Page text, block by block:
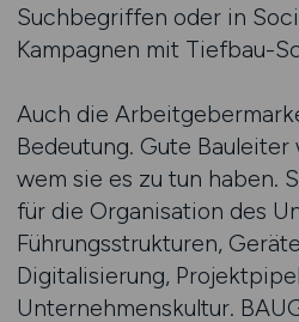
Suchbegriffen oder in
Kampagnen mit Tiefbau-
Auch die
Bedeutung. Gute
wem sie es zu tun haben.
für die Organisation des
Führungsstrukturen,
Digitalisierung,
Unternehmenskultur.